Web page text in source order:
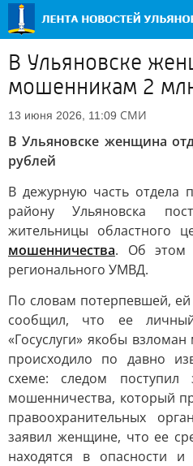
В Ульяновске
мошенникам 2
13 июня 2026, 11:09 СМИ
В Ульяновске женщина
рублей
В дежурную часть отдела
району Ульяновска
жительницы областного
мошенничества. Об этом
регионального УМВД.
По словам потерпевшей,
сообщил, что ее
«Госуслуги» якобы
происходило по давно
схеме: следом поступил
мошенничества, который
правоохранительных
заявил женщине, что ее
находятся в опасности